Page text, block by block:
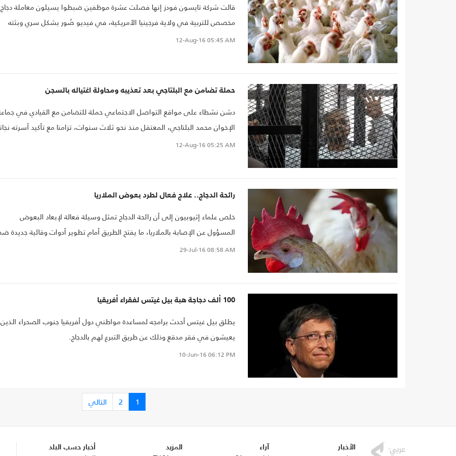
قالت شركة تايسون فودز إنها فصلت عشرة موظفين ضبطوا يسيئون معاملة دجاج
مخصص للتربية في ولاية فرجينيا الأمريكية، في فيديو صُور بشكل سري وبثته
جماعة للدفاع عن حقوق الحيوان، الخميس.
12-Aug-16 05:45 AM
حملة تضامن مع البلتاجي بعد تعذيبه ومحاولة اغتياله بالسجن
دشن نشطاء على مواقع التواصل الاجتماعي حملة للتضامن مع القيادي في
الإخوان محمد البلتاجي، المعتقل منذ نحو ثلاث سنوات، تزامنا مع تأكيد أسرته
من محاولة اغتيال في سجون الانقلاب.
12-Aug-16 05:25 AM
رائحة الدجاج.. علاج فعال لطرد بعوض الملاريا
خلص علماء إثيوبيون إلى أن رائحة الدجاج تمثل وسيلة فعالة لإبعاد البعوض
المسؤول عن الإصابة بالملاريا، ما يفتح الطريق أمام تطوير أدوات وقائية جديدة
هذا المرض المزمن، على ما أظهرت دراسة حديثة نشرتها مجلة "ملاريا جورنال"
29-Jul-16 08:58 AM
100 ألف دجاجة هبة بيل غيتس لفقراء أفريقيا
يطلق بيل غيتس أحدث برامجه لمساعدة مواطني دول أفريقيا جنوب الصحراء الذين
يعيشون في فقر مدقع وذلك عن طريق التبرع لهم بالدجاج.
10-Jun-16 06:12 PM
1
2 التالي
الأخبار آراء المزيد أخبار حسب البلد